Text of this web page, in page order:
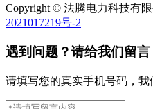
Copyright © 法腾电力科技有限
2021017219号-2
遇到问题？请给我们留言
请填写您的真实手机号码，我